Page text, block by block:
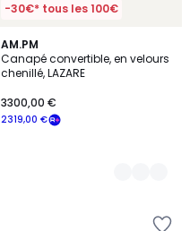
-30€* tous les 100€
AM.PM
Canapé convertible, en velours
chenillé, LAZARE
2319,00 €
3300,00 €
8
Couleurs